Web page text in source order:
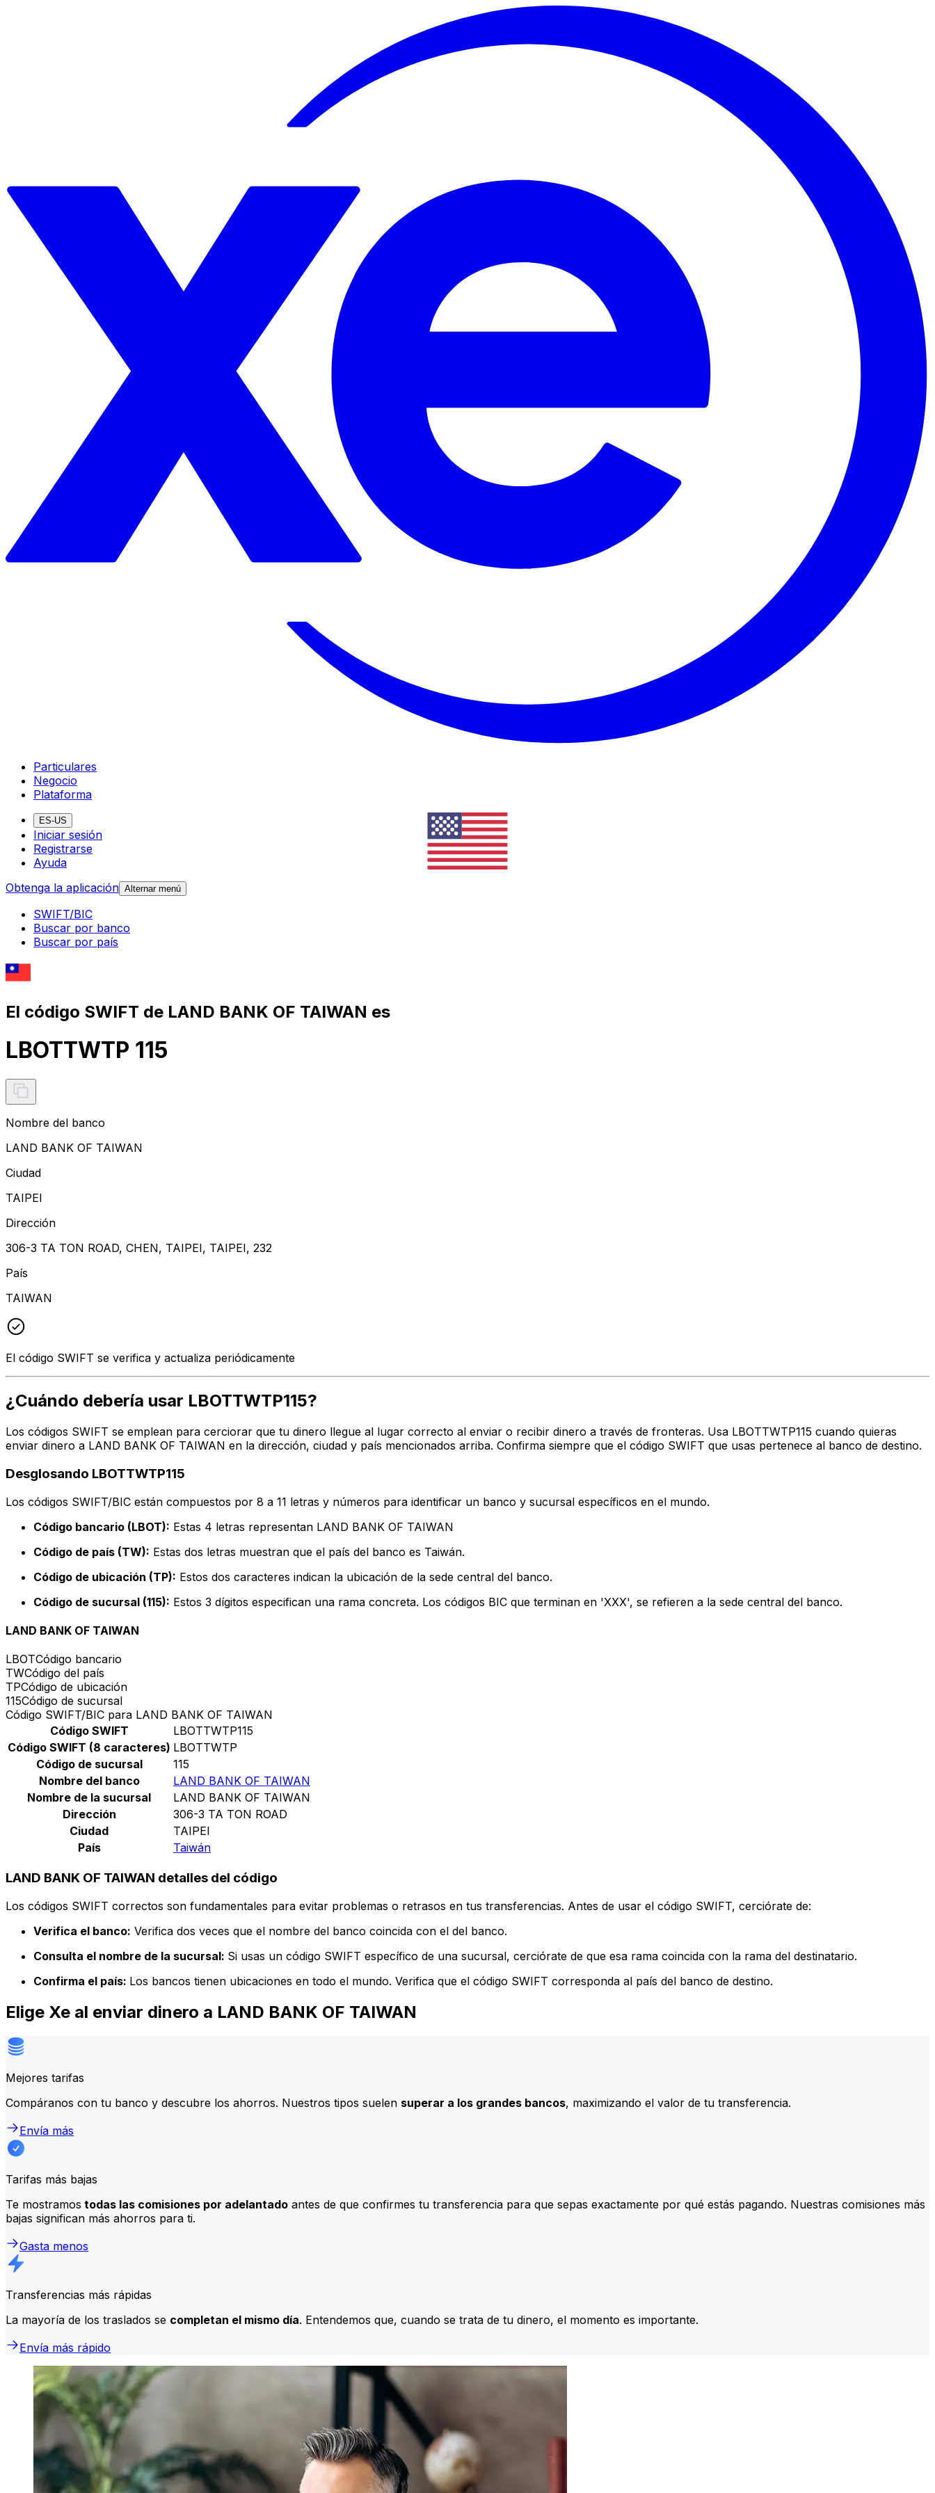
Particulares
Negocio
Plataforma
ES-US
Iniciar sesión
Registrarse
Ayuda
Obtenga la aplicación Alternar menú
SWIFT/BIC
Buscar por banco
Buscar por país
El código SWIFT de LAND BANK OF TAIWAN es
LBOTTWTP 115
Nombre del banco
LAND BANK OF TAIWAN
Ciudad
TAIPEI
Dirección
306-3 TA TON ROAD, CHEN, TAIPEI, TAIPEI, 232
País
TAIWAN
El código SWIFT se verifica y actualiza periódicamente
¿Cuándo debería usar LBOTTWTP115?
Los códigos SWIFT se emplean para cerciorar que tu dinero llegue al lugar correcto al enviar o recibir dinero a través de fronteras. Usa LBOTTWTP115 cuando quieras
enviar dinero a LAND BANK OF TAIWAN en la dirección, ciudad y país mencionados arriba. Confirma siempre que el código SWIFT que usas pertenece al banco de destino.
Desglosando LBOTTWTP115
Los códigos SWIFT/BIC están compuestos por 8 a 11 letras y números para identificar un banco y sucursal específicos en el mundo.
Código bancario (LBOT): Estas 4 letras representan LAND BANK OF TAIWAN
Código de país (TW): Estas dos letras muestran que el país del banco es Taiwán.
Código de ubicación (TP): Estos dos caracteres indican la ubicación de la sede central del banco.
Código de sucursal (115): Estos 3 dígitos especifican una rama concreta. Los códigos BIC que terminan en 'XXX', se refieren a la sede central del banco.
LAND BANK OF TAIWAN
LBOTCódigo bancario
TWCódigo del país
TPCódigo de ubicación
115Código de sucursal
Código SWIFT/BIC para LAND BANK OF TAIWAN
Código SWIFT
LBOTTWTP115
Código SWIFT (8 caracteres) LBOTTWTP
Código de sucursal
115
Nombre del banco
LAND BANK OF TAIWAN
Nombre de la sucursal
LAND BANK OF TAIWAN
Dirección
306-3 TA TON ROAD
Ciudad
TAIPEI
País
Taiwán
LAND BANK OF TAIWAN detalles del código
Los códigos SWIFT correctos son fundamentales para evitar problemas o retrasos en tus transferencias. Antes de usar el código SWIFT, cerciórate de:
Verifica el banco: Verifica dos veces que el nombre del banco coincida con el del banco.
Consulta el nombre de la sucursal: Si usas un código SWIFT específico de una sucursal, cerciórate de que esa rama coincida con la rama del destinatario.
Confirma el país: Los bancos tienen ubicaciones en todo el mundo. Verifica que el código SWIFT corresponda al país del banco de destino.
Elige Xe al enviar dinero a LAND BANK OF TAIWAN
Mejores tarifas
Compáranos con tu banco y descubre los ahorros. Nuestros tipos suelen superar a los grandes bancos, maximizando el valor de tu transferencia.
Envía más
Tarifas más bajas
Te mostramos todas las comisiones por adelantado antes de que confirmes tu transferencia para que sepas exactamente por qué estás pagando. Nuestras comisiones más
bajas significan más ahorros para ti.
Gasta menos
Transferencias más rápidas
La mayoría de los traslados se completan el mismo día. Entendemos que, cuando se trata de tu dinero, el momento es importante.
Envía más rápido